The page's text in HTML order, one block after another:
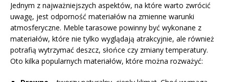
Jednym z najważniejszych aspektów, na które warto zwrócić
uwagę, jest odporność materiałów na zmienne warunki
atmosferyczne. Meble tarasowe powinny być wykonane z
materiałów, które nie tylko wyglądają atrakcyjnie, ale również
potrafią wytrzymać deszcz, słońce czy zmiany temperatury.
Oto kilka popularnych materiałów, które można rozważyć: